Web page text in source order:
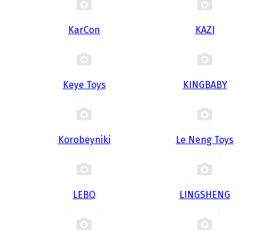
KarCon KAZI
Keye Toys KINGBABY
Korobeyniki Le Neng Toys
LEBQ LINGSHENG